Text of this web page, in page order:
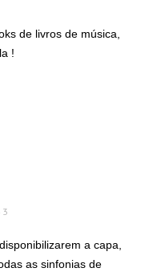
de livros de música,
!
a capa,
as sinfonias de